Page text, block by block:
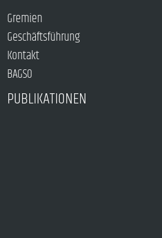
Gremien
Geschäftsführung
Kontakt
BAGSO
PUBLIKATIONEN